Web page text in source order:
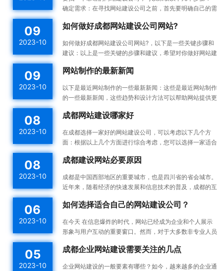
确定需求：在寻找网站建设公司之前，首先要明确自己的需
09
2023-10
如何做好成都网站建设公司网站?
如何做好成都网站建设公司网站?，以下是一些关键步骤和
建议：以上是一些关键的步骤和建议，希望对你做好网站建
你的...
09
2023-10
网站制作的最新新闻
以下是最近网站制作的一些最新新闻：这些是最近网站制作
的一些最新新闻，这些趋势和设计方法可以帮助网站提供更
计：...
08
2023-10
成都网站建设哪家好
在成都选择一家好的网站建设公司，可以考虑以下几个方
面：根据以上几个方面进行综合考虑，您可以选择一家适合
公司进...
08
2023-10
成都建设网站必要原因
成都是中国西部地区的重要城市，也是四川省的省会城市。
近年来，随着经济的快速发展和信息技术的普及，成都的互
引更...
06
2023-10
如何选择适合自己的网站建设公司？
在今天 在信息爆炸的时代，网站已经成为企业和个人展示
形象与用户互动的重要窗口。然而，对于大多数非专业人员
所以...
05
2023-10
成都企业网站建设需要关注的几点
企业网站建设的一般要素有哪些？如今，越来越多的企业通